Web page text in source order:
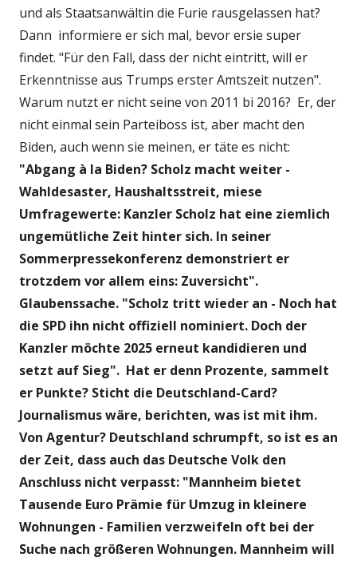
und als Staatsanwältin die Furie rausgelassen hat?
Dann informiere er sich mal, bevor ersie super
findet. "Für den Fall, dass der nicht eintritt, will er
Erkenntnisse aus Trumps erster Amtszeit nutzen".
Warum nutzt er nicht seine von 2011 bi 2016? Er, der
nicht einmal sein Parteiboss ist, aber macht den
Biden, auch wenn sie meinen, er täte es nicht:
"Abgang à la Biden? Scholz macht weiter -
Wahldesaster, Haushaltsstreit, miese
Umfragewerte: Kanzler Scholz hat eine ziemlich
ungemütliche Zeit hinter sich. In seiner
Sommerpressekonferenz demonstriert er
trotzdem vor allem eins: Zuversicht".
Glaubenssache. "Scholz tritt wieder an - Noch hat
die SPD ihn nicht offiziell nominiert. Doch der
Kanzler möchte 2025 erneut kandidieren und
setzt auf Sieg". Hat er denn Prozente, sammelt
er Punkte? Sticht die Deutschland-Card?
Journalismus wäre, berichten, was ist mit ihm.
Von Agentur? Deutschland schrumpft, so ist es an
der Zeit, dass auch das Deutsche Volk den
Anschluss nicht verpasst: "Mannheim bietet
Tausende Euro Prämie für Umzug in kleinere
Wohnungen - Familien verzweifeln oft bei der
Suche nach größeren Wohnungen. Mannheim will